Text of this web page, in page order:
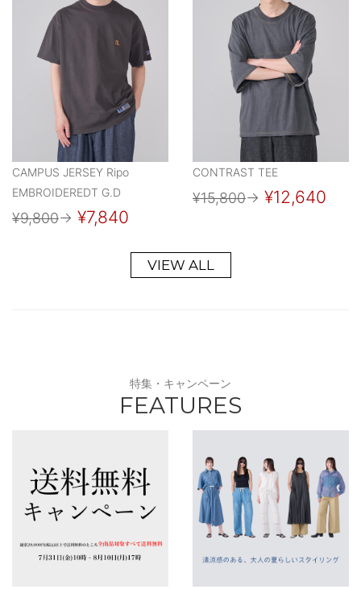
CAMPUS JERSEY Ripo
EMBROIDEREDT G.D
¥9,800→ ¥7,840
CONTRAST TEE
¥15,800→ ¥12,640
VIEW ALL
特集・キャンペーン
FEATURES